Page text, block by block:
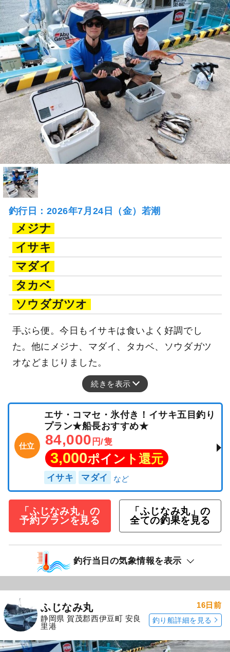
釣行日：2026年7月24日（金）若潮
メジナ
イサキ
マダイ
タカベ
ソウダガツオ
手ぶら便。今日もイサキは食いよく好調でし
た。他にメジナ、マダイ、タカベ、ソウダガツ
オなどまじりました。
続きを表示
仕立
エサ・コマセ・氷付き！イサキ五目釣り
プラン★船長おすすめ★
84,000 円/隻
3,000ポイント還元
イサキ マダイ
「ふじなみ丸」の
予約プランを見る
「ふじなみ丸」の
全ての釣果を見る
釣行当日の気象情報を表示
ふじなみ丸
静岡県 賀茂郡西伊豆町 安良
里港
16日前
釣り船詳細を見る